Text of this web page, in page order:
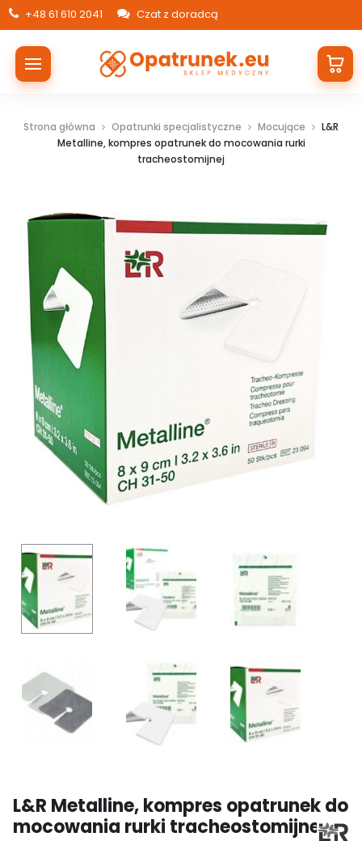
+48 61 610 2041 Czat z doradcą
Strona główna Opatrunki specjalistyczne Mocujące
L&R
Metalline, kompres opatrunek do mocowania rurki
tracheostomijnej
L&R Metalline, kompres opatrunek do
mocowania rurki tracheostomijnej